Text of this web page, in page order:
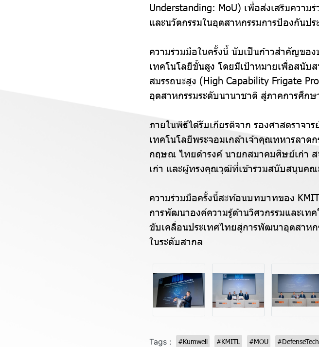
Understanding: MoU) เพื่อส่งเสริมควา
และนวัตกรรมในอุตสาหกรรมการป้องกันปร
ความร่วมมือในครั้งนี้ นับเป็นก้าวสำคัญขอ
เทคโนโลยีขั้นสูง โดยมีเป้าหมายเพื่อสนับ
สมรรถนะสูง (High Capability Frigate
อุตสาหกรรมระดับนานาชาติ สู่ภาคการศึก
ภายในพิธีได้รับเกียรติจาก รองศาสตราจ
เทคโนโลยีพระจอมเกล้าเจ้าคุณทหารลา
กฤษณ ไทยดำรงค์ นายกสมาคมศิษย์เก่า
เก่า และผู้ทรงคุณวุฒิที่เข้าร่วมสนับสนุนคณ
ความร่วมมือครั้งนี้สะท้อนบทบาทของ
การพัฒนาองค์ความรู้ด้านวิศวกรรมและเ
ขับเคลื่อนประเทศไทยสู่การพัฒนาอุตสาห
ในระดับสากล
Tags : #Kumwell #KMITL #MOU